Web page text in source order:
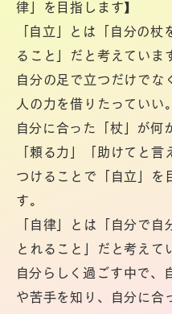
律」を目指します】
「自立」とは「自分の杖
ること」だと考えていま
自分の足で立つだけでな
人の力を借りたっていい。
自分に合った「杖」が何
「頼る力」「助けてと言
つけることで
「自立」を
す。
「自律」とは「自分で自
とれること」だと考えて
自分らしく過ごす中で、
や苦手を知り、
自分に合